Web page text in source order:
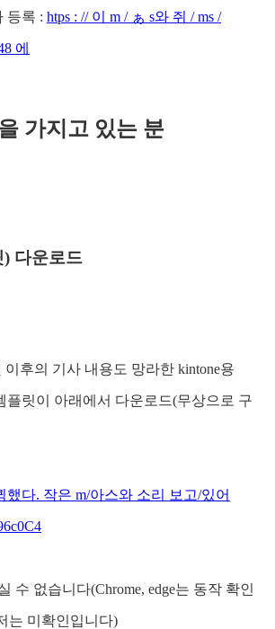
등록 : htps : // 이 m / ぁ s와 쥐 / ms /
에
가지고 있는 분
다운로드
후의 기사 내용도 망라한 kintone용
플릿이 아래에서 다운로드(무상으로 구
했다. 작은 m/아스와 소리 보고/있어
수 없습니다(Chrome, edge는 동작 확인
는 미확인입니다)